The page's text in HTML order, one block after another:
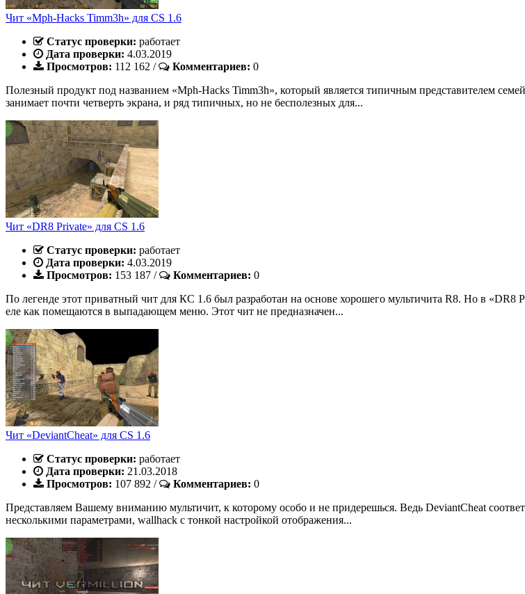
Чит «Mph-Hacks Timm3h» для CS 1.6
Статус проверки: работает
Дата проверки: 4.03.2019
Просмотров: 112 162 / Комментариев: 0
Полезный продукт под названием «Mph-Hacks Timm3h», который является типичным представителем
занимает почти четверть экрана, и ряд типичных, но не бесполезных для...
Чит «DR8 Private» для CS 1.6
Статус проверки: работает
Дата проверки: 4.03.2019
Просмотров: 153 187 / Комментариев: 0
По легенде этот приватный чит для КС 1.6 был разработан на основе хорошего мультичита R8. Но в
еле как помещаются в выпадающем меню. Этот чит не предназначен...
Чит «DeviantCheat» для CS 1.6
Статус проверки: работает
Дата проверки: 21.03.2018
Просмотров: 107 892 / Комментариев: 0
Представляем Вашему вниманию мультичит, к которому особо и не придерешься. Ведь DeviantCheat
несколькими параметрами, wallhack с тонкой настройкой отображения...